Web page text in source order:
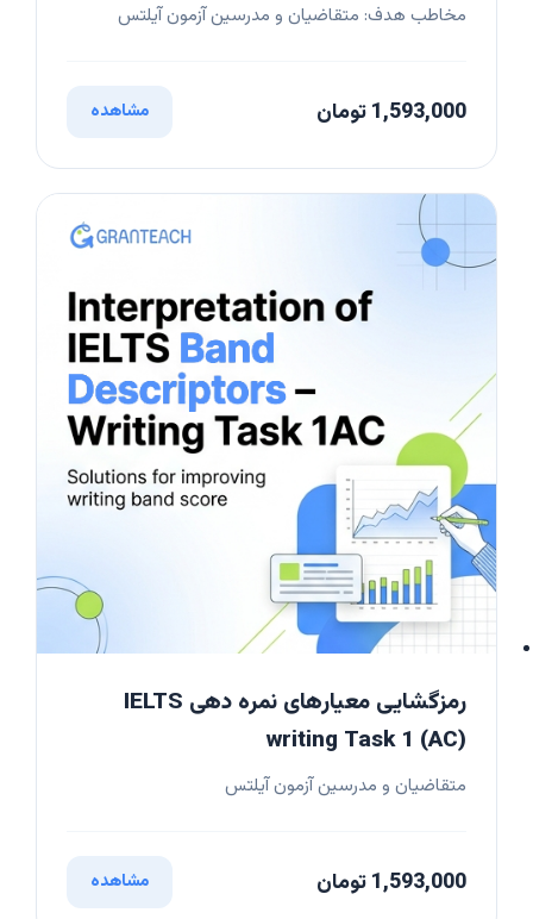
مخاطب هدف: متقاضیان و مدرسین آزمون آیلتس
1,593,000 تومان مشاهده
رمزگشایی معیارهای نمره دهی IELTS
writing Task 1 (AC)
متقاضیان و مدرسین آزمون آیلتس
1,593,000 تومان مشاهده